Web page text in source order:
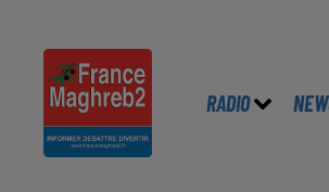
RADIO